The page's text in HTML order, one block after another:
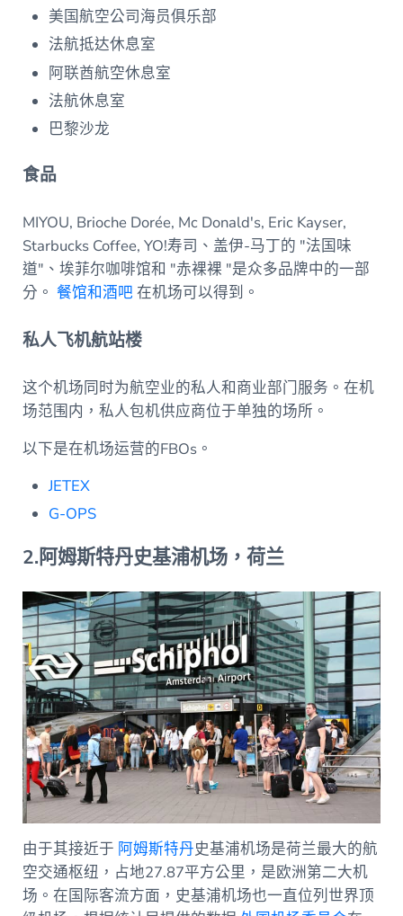
美国航空公司海员俱乐部
法航抵达休息室
阿联酋航空休息室
法航休息室
巴黎沙龙
食品
MIYOU, Brioche Dorée, Mc Donald's, Eric Kayser,
Starbucks Coffee, YO!寿司、盖伊-马丁的 "法国味
道"、埃菲尔咖啡馆和 "赤裸裸 "是众多品牌中的一部
分。 餐馆和酒吧 在机场可以得到。
私人飞机航站楼
这个机场同时为航空业的私人和商业部门服务。在机
场范围内，私人包机供应商位于单独的场所。
以下是在机场运营的FBOs。
JETEX
G-OPS
2.阿姆斯特丹史基浦机场，荷兰
由于其接近于 阿姆斯特丹史基浦机场是荷兰最大的航
空交通枢纽，占地27.87平方公里，是欧洲第二大机
场。在国际客流方面，史基浦机场也一直位列世界顶